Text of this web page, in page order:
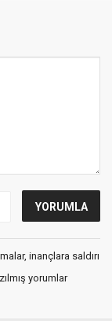
inançlara saldırı
yorumlar